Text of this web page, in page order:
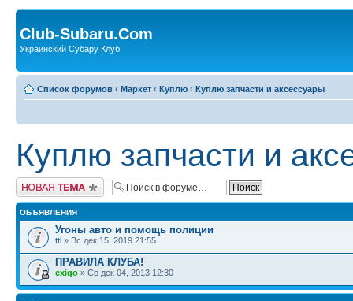
Club-Subaru.Com
Украинский Субару Клуб
Список форумов ‹ Маркет ‹ Куплю ‹ Куплю запчасти и аксессуары
Куплю запчасти и
Новая тема
ОБЪЯВЛЕНИЯ
Угоны авто и помощь полиции
ttl » Вс дек 15, 2019 21:55
ПРАВИЛА КЛУБА!
exigo » Ср дек 04, 2013 12:30